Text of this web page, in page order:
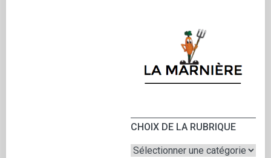
CHOIX DE LA RUBRIQUE